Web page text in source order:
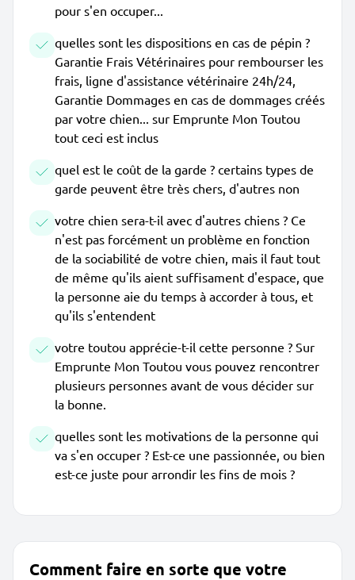
pour s'en occuper...
quelles sont les dispositions en cas de pépin ?
Garantie Frais Vétérinaires pour rembourser les
frais, ligne d'assistance vétérinaire 24h/24,
Garantie Dommages en cas de dommages créés
par votre chien... sur Emprunte Mon Toutou
tout ceci est inclus
quel est le coût de la garde ? certains types de
garde peuvent être très chers, d'autres non
votre chien sera-t-il avec d'autres chiens ? Ce
n'est pas forcément un problème en fonction
de la sociabilité de votre chien, mais il faut tout
de même qu'ils aient suffisament d'espace, que
la personne aie du temps à accorder à tous, et
qu'ils s'entendent
votre toutou apprécie-t-il cette personne ? Sur
Emprunte Mon Toutou vous pouvez rencontrer
plusieurs personnes avant de vous décider sur
la bonne.
quelles sont les motivations de la personne qui
va s'en occuper ? Est-ce une passionnée, ou bien
est-ce juste pour arrondir les fins de mois ?
Comment faire en sorte que votre